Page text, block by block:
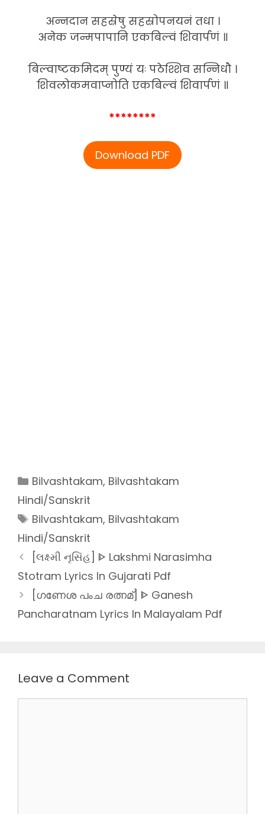
अन्नदान सहस्रेषु सहस्रोपनयनं तधा ।
अनेक जन्मपापानि एकबिल्वं शिवार्पणं ॥
बिल्वाष्टकमिदम् पुण्यं यः पठेश्शिव सन्निधौ ।
शिवलोकमवाप्नोति एकबिल्वं शिवार्पणं ॥
********
Download PDF
Categories
Bilvashtakam, Bilvashtakam
Hindi/Sanskrit
Tags
Bilvashtakam, Bilvashtakam
Hindi/Sanskrit
[લક્ષ્મી નૃસિંહ] ᐈ Lakshmi Narasimha
Stotram Lyrics In Gujarati Pdf
[ഗണേശ പംച രത്നമ്] ᐈ Ganesh
Pancharatnam Lyrics In Malayalam Pdf
Leave a Comment